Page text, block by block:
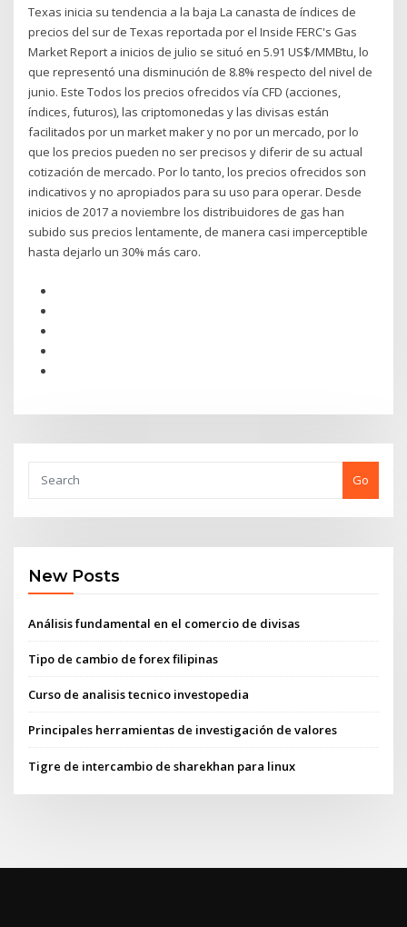
Texas inicia su tendencia a la baja La canasta de índices de
precios del sur de Texas reportada por el Inside FERC's Gas
Market Report a inicios de julio se situó en 5.91 US$/MMBtu, lo
que representó una disminución de 8.8% respecto del nivel de
junio. Este Todos los precios ofrecidos vía CFD (acciones,
índices, futuros), las criptomonedas y las divisas están
facilitados por un market maker y no por un mercado, por lo
que los precios pueden no ser precisos y diferir de su actual
cotización de mercado. Por lo tanto, los precios ofrecidos son
indicativos y no apropiados para su uso para operar. Desde
inicios de 2017 a noviembre los distribuidores de gas han
subido sus precios lentamente, de manera casi imperceptible
hasta dejarlo un 30% más caro.
Go
New Posts
Análisis fundamental en el comercio de divisas
Tipo de cambio de forex filipinas
Curso de analisis tecnico investopedia
Principales herramientas de investigación de valores
Tigre de intercambio de sharekhan para linux